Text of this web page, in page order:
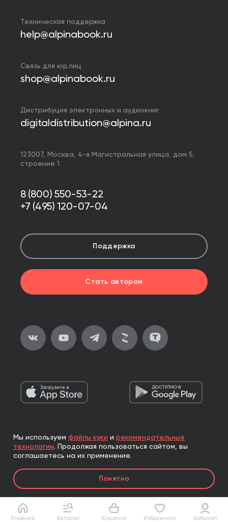
Техническая поддержка
help@alpinabook.ru
Связь для юр.лиц
shop@alpinabook.ru
Дистрибуция электронных и аудиокниг
digitaldistribution@alpina.ru
123007, Москва, 4-я Магистральная улица, дом 5,
строение 1
8 (800) 550-53-22
+7 (495) 120-07-04
Поддержка
Стать автором
2026, ООО «Альпина Паблишер»
Все права защищены
Книги реализуются ООО «Альпина Паблишер»
по договору комиссии с ООО «Альпина нон-фикшн»,
по договору комиссии с ООО «Альпина ПРО».
Мы используем файлы куки и рекомендательные
технологии. Продолжая пользоваться сайтом, вы
соглашаетесь на их применение.
Понятно
Главная Каталог Корзина Избранное Кабинет